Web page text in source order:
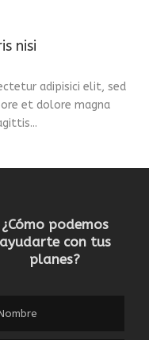
, Logo
nisi
adipisici elit, sed
et dolore magna
¿Cómo podemos
ayudarte con tus
planes?